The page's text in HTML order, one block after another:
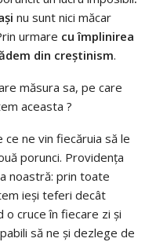
nu sunt nici măcar
urmare cu împlinirea
din creştinism.
măsura sa, pe care
aceasta ?
ce ne vin fiecăruia să le
porunci. Providenţa
noastră: prin toate
ieşi teferi decât
o cruce în fiecare zi şi
să ne şi dezlege de